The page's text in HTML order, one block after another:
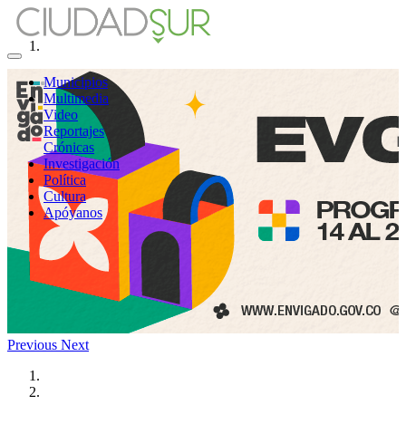
Municipios
Multimedia
Video
Reportajes
Crónicas
Investigación
Política
Cultura
Apóyanos
Previous Next